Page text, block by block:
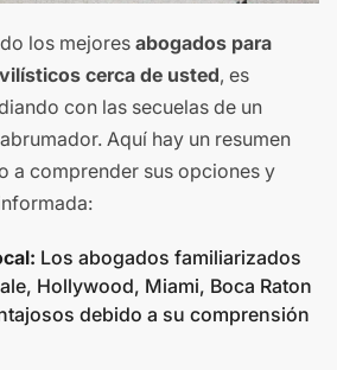
los mejores abogados para
cerca de usted, es
con las secuelas de un
Aquí hay un resumen
a comprender sus opciones y
Los abogados familiarizados
Hollywood, Miami, Boca Raton
debido a su comprensión